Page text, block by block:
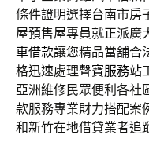
條件證明選擇台南市房
屋預售屋專員就正派廣
車借款讓您精品當舖合
格迅速處理聲寶服務站
亞洲維修民眾便利各社
款服務專業財力搭配案
和新竹在地借貸業者追